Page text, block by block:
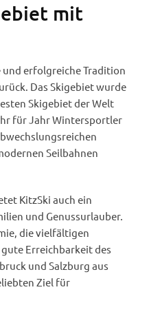
mit
erfolgreiche Tradition
Das Skigebiet wurde
Skigebiet der Welt
für Jahr Wintersportler
Seilbahnen
KitzSki auch ein
und Genussurlauber.
die vielfältigen
Erreichbarkeit des
und Salzburg aus
Ziel für